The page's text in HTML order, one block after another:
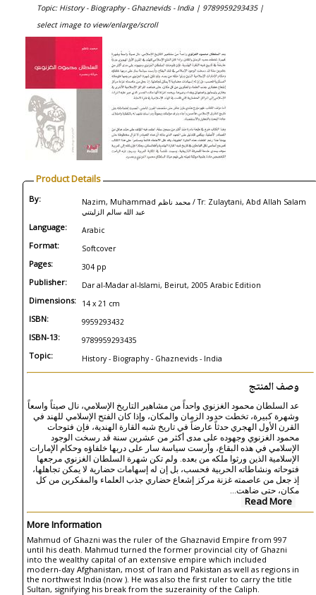
Topic: History - Biography - Ghaznevids - India | 9789959293435 |
select image to view/enlarge/scroll
Product Details
By:
Nazim, Muhammad محمد ناظم / Tr: Zulaytani, Abd Allah Salam
عبد الله سالم الزليتني
Language: Arabic
Format: Softcover
Pages: 304 pp
Publisher: Dar al-Madar al-Islami, Beirut, 2005 Arabic Edition
Dimensions: 14 x 21 cm
ISBN: 9959293432
ISBN-13: 9789959293435
Topic: History - Biography - Ghaznevids - India
وصف المنتج
عد السلطان محمود الغزنوي واحداً من مشاهير التاريخ الإسلامي، نال صيتاً واسعاً
وشهرة كبيرة، تخطت حدود الزمان والمكان، وإذا كان الفتح الإسلامي للهند في
القرن الأول الهجري حدثاً عارضاً في تاريخ شبه القارة الهندية، فإن فتوحات
محمود الغزنوي وجهوده على مدى أكثر من عشرين سنة قد رسخت الوجود
الإسلامي في هذه البقاع، وأرست سياسة سار على دربها خلفاؤه وحكام الإمارات
الإسلامية الذين ورثوا ملكه من بعده. ولم تكن شهرة السلطان الغزنوي مرجعها
فتوحاته ونشاطاته الحربية فحسب، بل إن له إسهامات حضارية لا يمكن تجاهلها،
إذ جعل من عاصمته غزنة مركز إشعاع حضاري جذب العلماء والمفكرين من كل
مكان، حتى ضاهت...
Read More
More Information
Mahmud of Ghazni was the ruler of the Ghaznavid Empire from 997
until his death. Mahmud turned the former provincial city of Ghazni
into the wealthy capital of an extensive empire which included
modern-day Afghanistan, most of Iran and Pakistan as well as regions in
the northwest India (now ). He was also the first ruler to carry the title
Sultan, signifying his break from the suzerainity of the Caliph.